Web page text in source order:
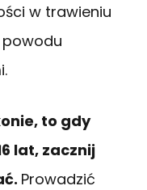
w trawieniu
to gdy
lat, zacznij
Prowadzić